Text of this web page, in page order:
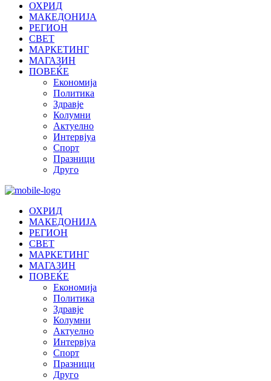
ОХРИД
МАКЕДОНИЈА
РЕГИОН
СВЕТ
МАРКЕТИНГ
МАГАЗИН
ПОВЕЌЕ
Економија
Политика
Здравје
Колумни
Актуелно
Интервјуа
Спорт
Празници
Друго
ОХРИД
МАКЕДОНИЈА
РЕГИОН
СВЕТ
МАРКЕТИНГ
МАГАЗИН
ПОВЕЌЕ
Економија
Политика
Здравје
Колумни
Актуелно
Интервјуа
Спорт
Празници
Друго